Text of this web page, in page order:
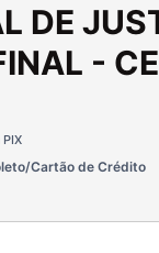
DE
-
Cartão de Crédito